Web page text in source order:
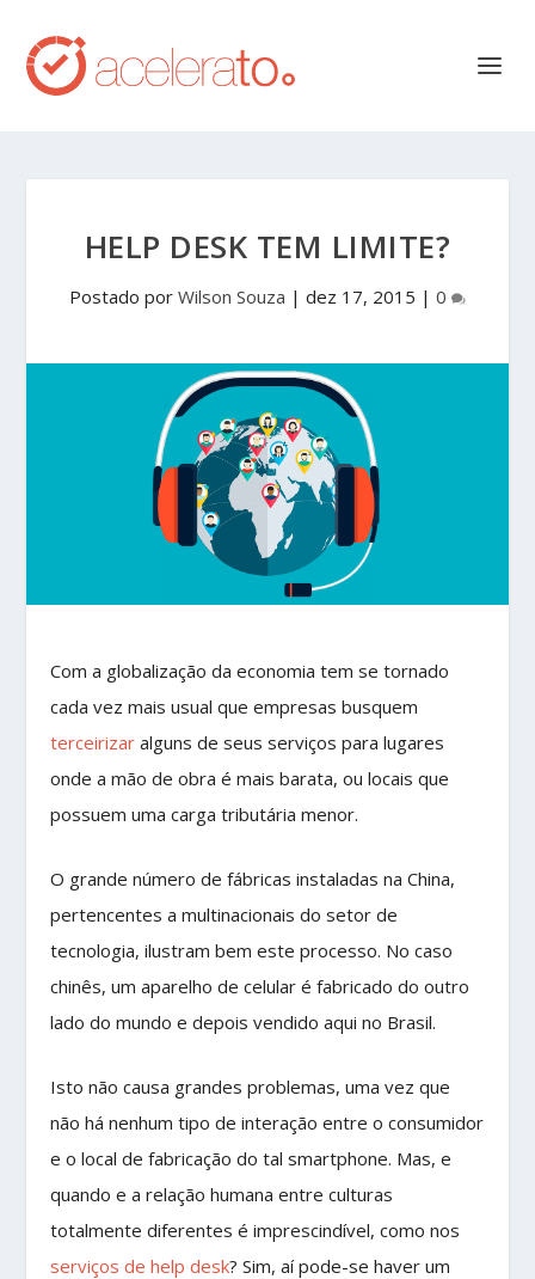
HELP DESK TEM LIMITE?
Postado por Wilson Souza | dez 17, 2015 | 0
Com a globalização da economia tem se tornado
cada vez mais usual que empresas busquem
terceirizar alguns de seus serviços para lugares
onde a mão de obra é mais barata, ou locais que
possuem uma carga tributária menor.
O grande número de fábricas instaladas na China,
pertencentes a multinacionais do setor de
tecnologia, ilustram bem este processo. No caso
chinês, um aparelho de celular é fabricado do outro
lado do mundo e depois vendido aqui no Brasil.
Isto não causa grandes problemas, uma vez que
não há nenhum tipo de interação entre o consumidor
e o local de fabricação do tal smartphone. Mas, e
quando e a relação humana entre culturas
totalmente diferentes é imprescindível, como nos
serviços de help desk? Sim, aí pode-se haver um